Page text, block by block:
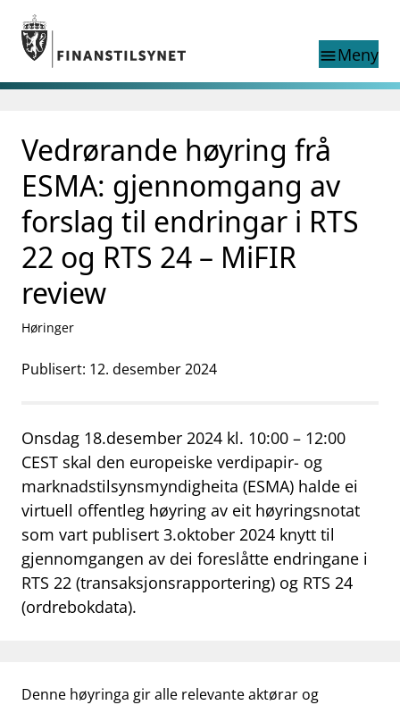
Gå til hovedinnhold
Gå til søkesiden
menuMeny
nettstedet
language
English
exist in English
English home page
Aktuelt
Finanstilsynets registre
Tema
work_outline Jobb hos oss
dashboardInformasjon for investorer
notifications_noneAbonner på nyhetsvarsel
Vedrørande høyring frå
ESMA: gjennomgang av
forslag til endringar i RTS
22 og RTS 24 – MiFIR
review
Høringer
Publisert: 12. desember 2024
Onsdag 18.desember 2024 kl. 10:00 – 12:00
CEST skal den europeiske verdipapir- og
marknadstilsynsmyndigheita (ESMA) halde ei
virtuell offentleg høyring av eit høyringsnotat
som vart publisert 3.oktober 2024 knytt til
gjennomgangen av dei foreslåtte endringane i
RTS 22 (transaksjonsrapportering) og RTS 24
(ordrebokdata).
Denne høyringa gir alle relevante aktørar og